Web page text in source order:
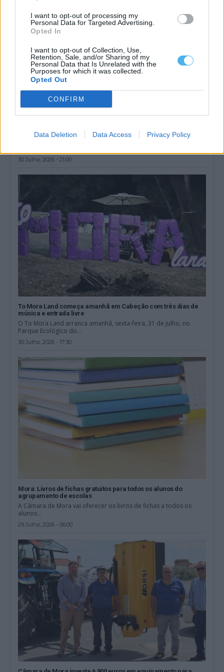
I want to opt-out of processing my
Personal Data for Targeted Advertising.
Opted In
I want to opt-out of Collection, Use,
Retention, Sale, and/or Sharing of my
Personal Data that Is Unrelated with the
Purposes for which it was collected.
Opted Out
CONFIRM
Data Deletion Data Access Privacy Policy
de Pavia
O Município de Mora iniciou a construção do Ecocentro de Pavia,
30 Julho, 2026 - 21:00
To Mora Land começa amanhã em Cabeção com três dias de
música e entrada livre
O To Mora Land arranca amanhã, sexta-feira, 31 de julho, no
Parque Ecológico do...
30 Julho, 2026 - 17:30
Mora: Livros de fichas gratuitos para todos os alunos do
agrupamento de escolas
A Câmara de Mora vai oferecer os livros de fichas a todos os
alunos...
29 Julho, 2026 - 06:00